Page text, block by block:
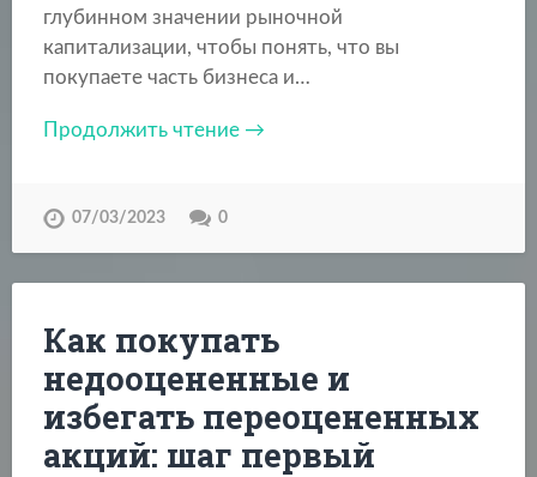
глубинном значении рыночной
капитализации, чтобы понять, что вы
покупаете часть бизнеса и…
Продолжить чтение →
07/03/2023 0
Как покупать
недооцененные и
избегать переоцененных
акций: шаг первый